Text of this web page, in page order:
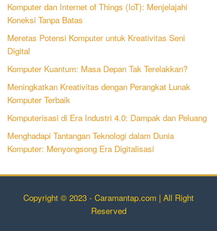
Komputer dan Internet of Things (IoT): Menjelajahi
Koneksi Tanpa Batas
Meretas Potensi Komputer untuk Kreativitas Seni
Digital
Komputer Kuantum: Masa Depan Tak Terelakkan?
Meningkatkan Kreativitas dengan Perangkat Lunak
Komputer Terbaik
Komputerisasi di Era Industri 4.0: Dampak dan Peluang
Menghadapi Tantangan Teknologi dalam Dunia
Komputer: Menyongsong Era Digitalisasi
Copyright © 2023 - Caramantap.com | All Right
Reserved